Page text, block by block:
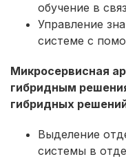
обучение в
Управление
системе с
Микросервисная
гибридным
гибридных
Выделение
системы в